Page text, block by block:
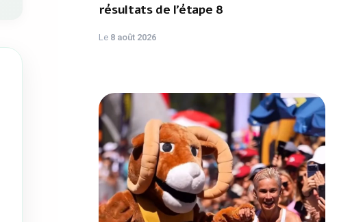
résultats de l’étape 8
Le 8 août 2026